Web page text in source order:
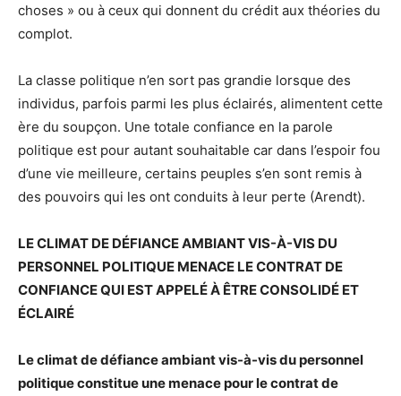
choses » ou à ceux qui donnent du crédit aux théories du
complot.
La classe politique n’en sort pas grandie lorsque des
individus, parfois parmi les plus éclairés, alimentent cette
ère du soupçon. Une totale confiance en la parole
politique est pour autant souhaitable car dans l’espoir fou
d’une vie meilleure, certains peuples s’en sont remis à
des pouvoirs qui les ont conduits à leur perte (Arendt).
LE CLIMAT DE DÉFIANCE AMBIANT VIS-À-VIS DU
PERSONNEL POLITIQUE MENACE LE CONTRAT DE
CONFIANCE QUI EST APPELÉ À ÊTRE CONSOLIDÉ ET
ÉCLAIRÉ
Le climat de défiance ambiant vis-à-vis du personnel
politique constitue une menace pour le contrat de